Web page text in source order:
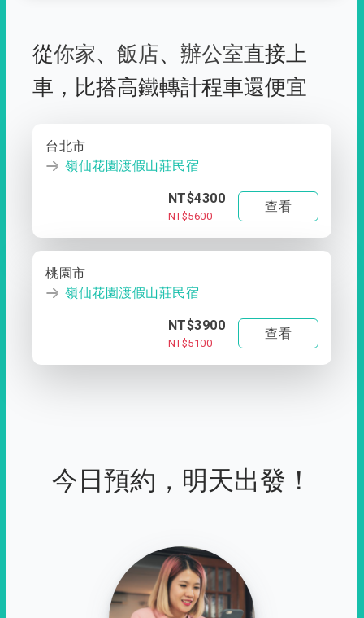
從你家、 飯店、 辦公室直接上
車， 比搭高鐵轉計程車還便宜
台北市
嶺仙花園渡假山莊民宿
NT$4300
NT$5600
查看
桃園市
嶺仙花園渡假山莊民宿
NT$3900
NT$5100
查看
今日預約，明天出發！